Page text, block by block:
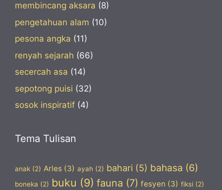
membincang aksara (8)
pengetahuan alam (10)
pesona angka (11)
renyah sejarah (66)
secercah asa (14)
sepotong puisi (32)
sosok inspiratif (4)
Tema Tulisan
anak (2) Arles (3) ayah (2) bahari (5) bahasa (6)
boneka (2) buku (9) fauna (7) fesyen (3) fiksi (2)